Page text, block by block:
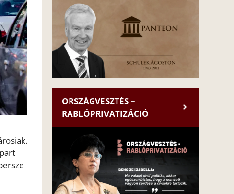
ORSZÁGVESZTÉS –
RABLÓPRIVATIZÁCIÓ